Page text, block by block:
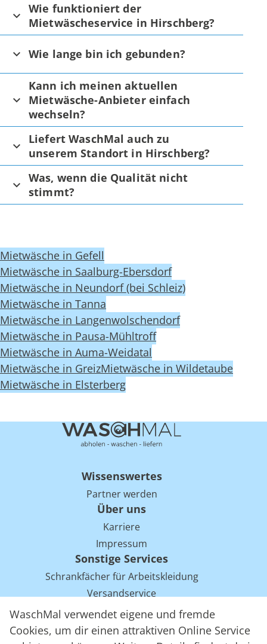
WaschMal verwendet eigene und fremde
Cookies, um dir einen attraktiven Online Service
Wie funktioniert der
Mietwäscheservice in Hirschberg?
Wie lange bin ich gebunden?
Kann ich meinen aktuellen
Mietwäsche-Anbieter einfach
wechseln?
Liefert WaschMal auch zu
unserem Standort in Hirschberg?
Was, wenn die Qualität nicht
stimmt?
Mietwäsche in Gefell
Mietwäsche in Saalburg-Ebersdorf
Mietwäsche in Neundorf (bei Schleiz)
Mietwäsche in Tanna
Mietwäsche in Langenwolschendorf
Mietwäsche in Pausa-Mühltroff
Mietwäsche in Auma-Weidatal
Mietwäsche in GreizMietwäsche in Wildetaube
Mietwäsche in Elsterberg
Wissenswertes
Partner werden
Über uns
Karriere
Impressum
Sonstige Services
Schrankfächer für Arbeitskleidung
Versandservice
Einsparpotentiale für Mietwäsche bei Arbeitskleidung
Arbeitskleidung Tracking mit RFID